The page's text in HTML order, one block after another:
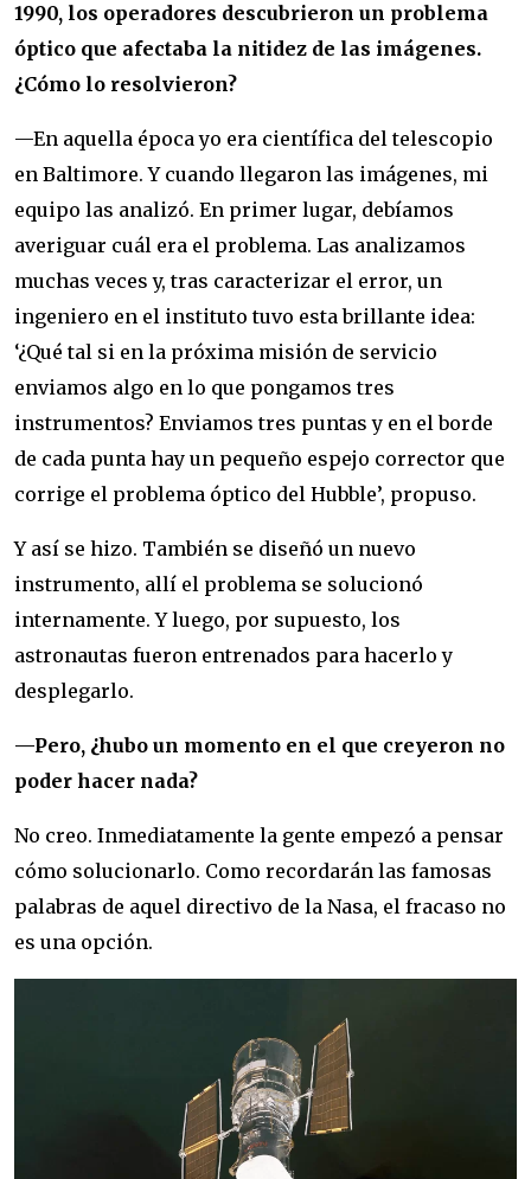
1990, los operadores descubrieron un problema
óptico que afectaba la nitidez de las imágenes.
¿Cómo lo resolvieron?
—En aquella época yo era científica del telescopio
en Baltimore. Y cuando llegaron las imágenes, mi
equipo las analizó. En primer lugar, debíamos
averiguar cuál era el problema. Las analizamos
muchas veces y, tras caracterizar el error, un
ingeniero en el instituto tuvo esta brillante idea:
‘¿Qué tal si en la próxima misión de servicio
enviamos algo en lo que pongamos tres
instrumentos? Enviamos tres puntas y en el borde
de cada punta hay un pequeño espejo corrector que
corrige el problema óptico del Hubble’, propuso.
Y así se hizo. También se diseñó un nuevo
instrumento, allí el problema se solucionó
internamente. Y luego, por supuesto, los
astronautas fueron entrenados para hacerlo y
desplegarlo.
—Pero, ¿hubo un momento en el que creyeron no
poder hacer nada?
No creo. Inmediatamente la gente empezó a pensar
cómo solucionarlo. Como recordarán las famosas
palabras de aquel directivo de la Nasa, el fracaso no
es una opción.